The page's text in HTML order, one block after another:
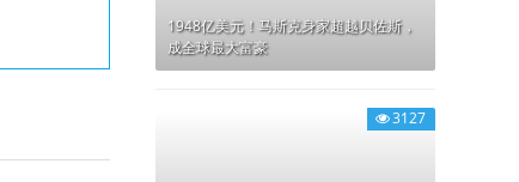
1948亿美元！马斯克身家超越贝佐斯，
成全球最大富豪
3127